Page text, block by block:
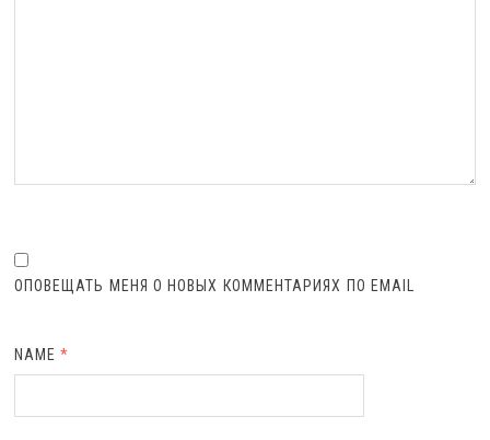
ОПОВЕЩАТЬ МЕНЯ О НОВЫХ КОММЕНТАРИЯХ ПО EMAIL
NAME*